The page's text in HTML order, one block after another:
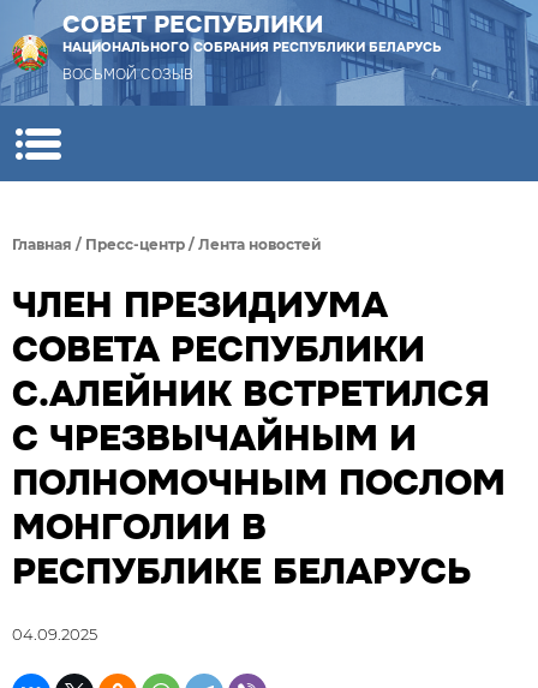
СОВЕТ РЕСПУБЛИКИ
НАЦИОНАЛЬНОГО СОБРАНИЯ РЕСПУБЛИКИ БЕЛАРУСЬ
ВОСЬМОЙ СОЗЫВ
Главная / Пресс-центр / Лента новостей
ЧЛЕН ПРЕЗИДИУМА
СОВЕТА РЕСПУБЛИКИ
С.АЛЕЙНИК ВСТРЕТИЛСЯ
С ЧРЕЗВЫЧАЙНЫМ И
ПОЛНОМОЧНЫМ ПОСЛОМ
МОНГОЛИИ В
РЕСПУБЛИКЕ БЕЛАРУСЬ
04.09.2025